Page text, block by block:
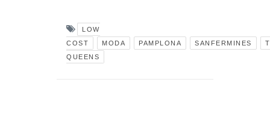
LOW
COST
MODA PAMPLONA SANFERMINES
QUEENS